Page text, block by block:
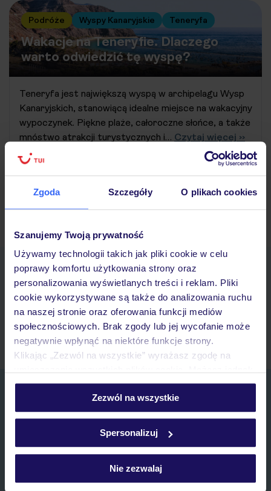
Zgoda Szczegóły O plikach cookies
Szanujemy Twoją prywatność
Używamy technologii takich jak pliki cookie w celu
poprawy komfortu użytkowania strony oraz
personalizowania wyświetlanych treści i reklam. Pliki
cookie wykorzystywane są także do analizowania ruchu
na naszej stronie oraz oferowania funkcji mediów
społecznościowych. Brak zgody lub jej wycofanie może
negatywnie wpłynąć na niektóre funkcje strony.
Klikając „Zezwól na wszystkie” wyrażasz zgodę na
personalizować swój wybór wchodząc w zakładkę
Szczegółowe informacje o plikach cookie znajdziesz
polityce plików cookies oraz polityce prywatności
Zezwól na wszystkie
Spersonalizuj
Nie zezwalaj
Podróże Wyspy Kanaryjskie Teneryfa
Wakacje na Teneryfie. Dlaczego
warto odwiedzić tę wyspę?
Teneryfa jest największą wyspą w archipelagu Wysp
Kanaryjskich, stanowiącą idealne miejsce na wakacyjny
wypoczynek. Piękne plaże, całoroczne słońce, a także
mnóstwo atrakcji turystycznych i… Czytaj więcej ››
18/06/2026
Starsze wpisy »
Pobierz bezpłatną aplikację TUI
Szybkie wyszukiwanie i przeglądanie ofert
Lista ulubionych ofert i możliwość ich udostępniania
Historia wyszukiwań i ostatnio oglądanych ofert
Kontakt z TUI i wszystkie informacje o Twojej rezerwacji w myTUI
IMIĘ*
E-MAIL*